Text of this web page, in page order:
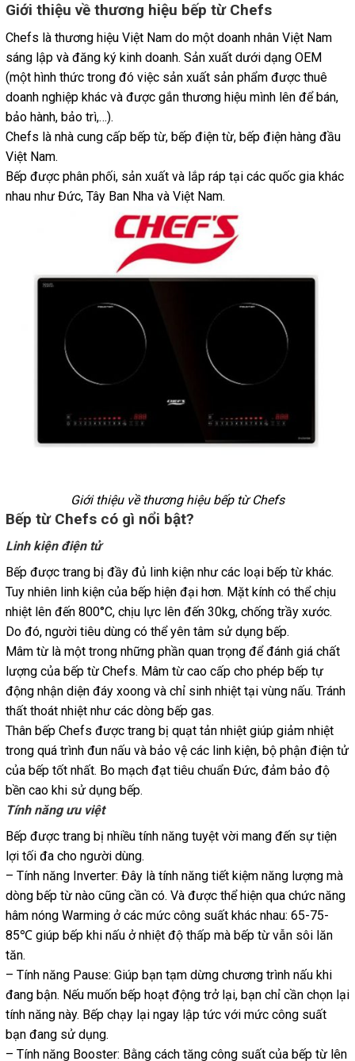
Giới thiệu về thương hiệu bếp từ Chefs
Chefs là thương hiệu Việt Nam do một doanh nhân Việt Nam
sáng lập và đăng ký kinh doanh. Sản xuất dưới dạng OEM
(một hình thức trong đó việc sản xuất sản phẩm được thuê
doanh nghiệp khác và được gắn thương hiệu mình lên để bán,
bảo hành, bảo trì,…).
Chefs là nhà cung cấp bếp từ, bếp điện từ, bếp điện hàng đầu
Việt Nam.
Bếp được phân phối, sản xuất và lắp ráp tại các quốc gia khác
nhau như Đức, Tây Ban Nha và Việt Nam.
Giới thiệu về thương hiệu bếp từ Chefs
Bếp từ Chefs có gì nổi bật?
Linh kiện điện tử
Bếp được trang bị đầy đủ linh kiện như các loại bếp từ khác.
Tuy nhiên linh kiện của bếp hiện đại hơn. Mặt kính có thể chịu
nhiệt lên đến 800°C, chịu lực lên đến 30kg, chống trầy xước.
Do đó, người tiêu dùng có thể yên tâm sử dụng bếp.
Mâm từ là một trong những phần quan trọng để đánh giá chất
lượng của bếp từ Chefs. Mâm từ cao cấp cho phép bếp tự
động nhận diện đáy xoong và chỉ sinh nhiệt tại vùng nấu. Tránh
thất thoát nhiệt như các dòng bếp gas.
Thân bếp Chefs được trang bị quạt tản nhiệt giúp giảm nhiệt
trong quá trình đun nấu và bảo vệ các linh kiện, bộ phận điện tử
của bếp tốt nhất. Bo mạch đạt tiêu chuẩn Đức, đảm bảo độ
bền cao khi sử dụng bếp.
Tính năng ưu việt
Bếp được trang bị nhiều tính năng tuyệt vời mang đến sự tiện
lợi tối đa cho người dùng.
– Tính năng Inverter: Đây là tính năng tiết kiệm năng lượng mà
dòng bếp từ nào cũng cần có. Và được thể hiện qua chức năng
hâm nóng Warming ở các mức công suất khác nhau: 65-75-
85℃ giúp bếp khi nấu ở nhiệt độ thấp mà bếp từ vẫn sôi lăn
tăn.
– Tính năng Pause: Giúp bạn tạm dừng chương trình nấu khi
đang bận. Nếu muốn bếp hoạt động trở lại, bạn chỉ cần chọn lại
tính năng này. Bếp chạy lại ngay lập tức với mức công suất
bạn đang sử dụng.
– Tính năng Booster: Bằng cách tăng công suất của bếp từ lên